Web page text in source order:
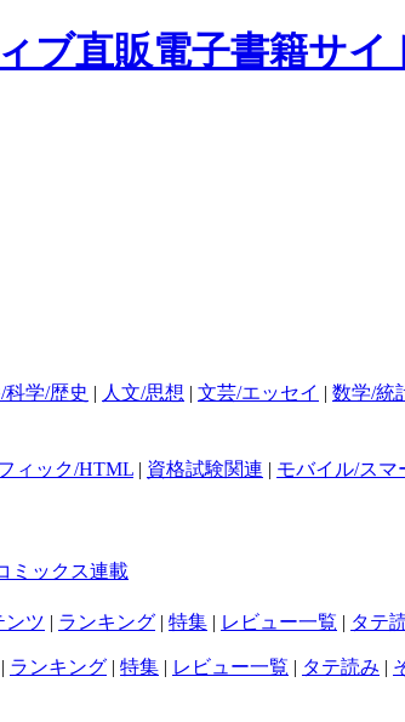
科学/歴史 | 人文/思想 | 文芸/エッセイ | 数学/統
ィック/HTML | 資格試験関連 | モバイル/スマ
ミックス連載
ンツ | ランキング | 特集 | レビュー一覧 | タテ
| ランキング | 特集 | レビュー一覧 | タテ読み |